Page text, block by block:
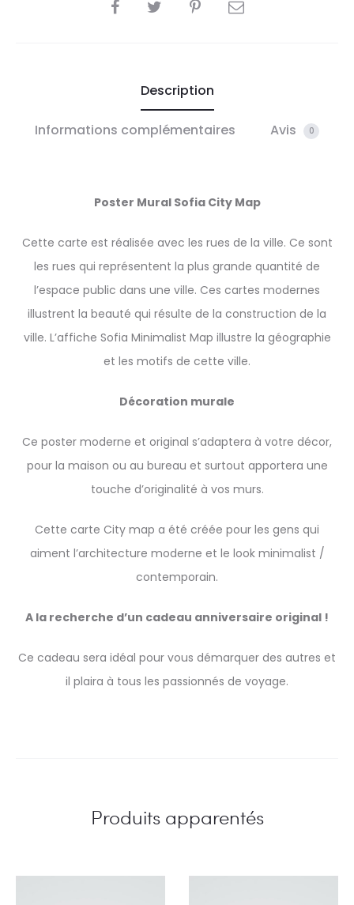
SHARE
Description
Informations complémentaires Avis 0
Poster Mural Sofia City Map
Cette carte est réalisée avec les rues de la ville. Ce sont
les rues qui représentent la plus grande quantité de
l’espace public dans une ville. Ces cartes modernes
illustrent la beauté qui résulte de la construction de la
ville. L’affiche Sofia Minimalist Map illustre la géographie
et les motifs de cette ville.
Décoration murale
Ce poster moderne et original s’adaptera à votre décor,
pour la maison ou au bureau et surtout apportera une
touche d’originalité à vos murs.
Cette carte City map a été créée pour les gens qui
aiment l’architecture moderne et le look minimalist /
contemporain.
A la recherche d’un cadeau anniversaire original !
Ce cadeau sera idéal pour vous démarquer des autres et
il plaira à tous les passionnés de voyage.
Produits apparentés